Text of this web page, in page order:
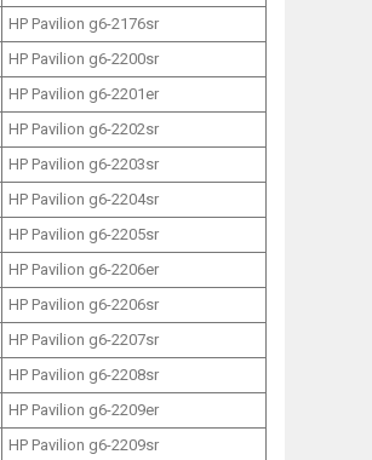
HP Pavilion g6-2176sr
HP Pavilion g6-2200sr
HP Pavilion g6-2201er
HP Pavilion g6-2202sr
HP Pavilion g6-2203sr
HP Pavilion g6-2204sr
HP Pavilion g6-2205sr
HP Pavilion g6-2206er
HP Pavilion g6-2206sr
HP Pavilion g6-2207sr
HP Pavilion g6-2208sr
HP Pavilion g6-2209er
HP Pavilion g6-2209sr